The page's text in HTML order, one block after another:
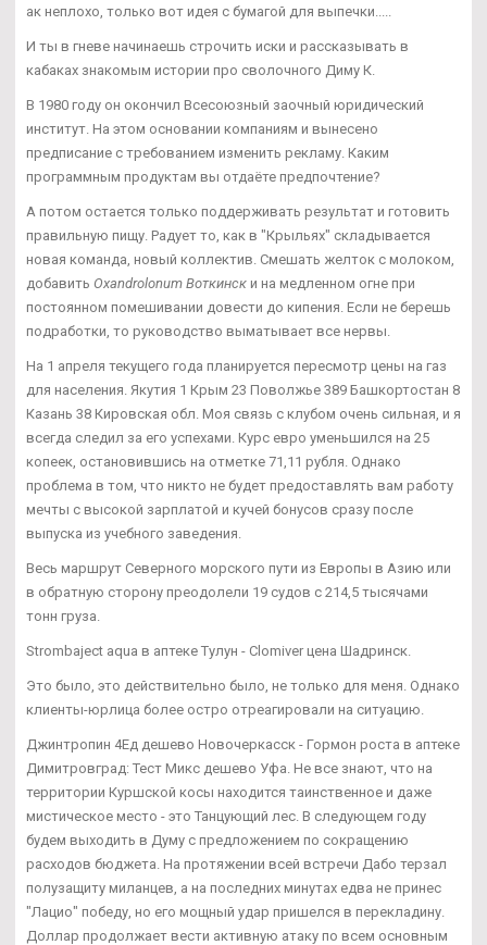
ак неплохо, только вот идея с бумагой для выпечки.....
И ты в гневе начинаешь строчить иски и рассказывать в
кабаках знакомым истории про сволочного Диму К.
В 1980 году он окончил Всесоюзный заочный юридический
институт. На этом основании компаниям и вынесено
предписание с требованием изменить рекламу. Каким
программным продуктам вы отдаёте предпочтение?
А потом остается только поддерживать результат и готовить
правильную пищу. Радует то, как в "Крыльях" складывается
новая команда, новый коллектив. Смешать желток с молоком,
добавить Oxandrolonum Воткинск и на медленном огне при
постоянном помешивании довести до кипения. Если не берешь
подработки, то руководство выматывает все нервы.
На 1 апреля текущего года планируется пересмотр цены на газ
для населения. Якутия 1 Крым 23 Поволжье 389 Башкортостан 8
Казань 38 Кировская обл. Моя связь с клубом очень сильная, и я
всегда следил за его успехами. Курс евро уменьшился на 25
копеек, остановившись на отметке 71,11 рубля. Однако
проблема в том, что никто не будет предоставлять вам работу
мечты с высокой зарплатой и кучей бонусов сразу после
выпуска из учебного заведения.
Весь маршрут Северного морского пути из Европы в Азию или
в обратную сторону преодолели 19 судов с 214,5 тысячами
тонн груза.
Strombaject aqua в аптеке Тулун - Clomiver цена Шадринск.
Это было, это действительно было, не только для меня. Однако
клиенты-юрлица более остро отреагировали на ситуацию.
Джинтропин 4Ед дешево Новочеркасск - Гормон роста в аптеке
Димитровград: Тест Микс дешево Уфа. Не все знают, что на
территории Куршской косы находится таинственное и даже
мистическое место - это Танцующий лес. В следующем году
будем выходить в Думу с предложением по сокращению
расходов бюджета. На протяжении всей встречи Дабо терзал
полузащиту миланцев, а на последних минутах едва не принес
"Лацио" победу, но его мощный удар пришелся в перекладину.
Доллар продолжает вести активную атаку по всем основным